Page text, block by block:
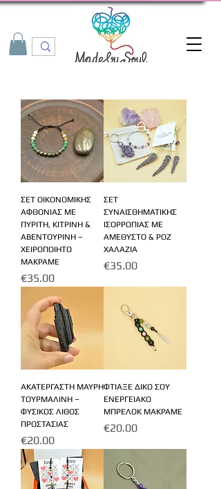
ΣΕΤ ΟΙΚΟΝΟΜΙΚΗΣ
ΑΦΘΟΝΙΑΣ ΜΕ
ΠΥΡΙΤΗ, ΚΙΤΡΙΝΗ &
ΑΒΕΝΤΟΥΡΙΝΗ –
ΧΕΙΡΟΠΟΙΗΤΟ
ΜΑΚΡΑΜΕ
Price
€35.00
ΣΕΤ
ΣΥΝΑΙΣΘΗΜΑΤΙΚΗΣ
ΙΣΟΡΡΟΠΙΑΣ ΜΕ
ΑΜΕΘΥΣΤΟ & ΡΟΖ
ΧΑΛΑΖΙΑ
Price
€35.00
ΑΚΑΤΕΡΓΑΣΤΗ ΜΑΥΡΗ
ΤΟΥΡΜΑΛΙΝΗ –
ΦΥΣΙΚΟΣ ΛΙΘΟΣ
ΠΡΟΣΤΑΣΙΑΣ
Price
€20.00
ΦΤΙΑΞΕ ΔΙΚΟ ΣΟΥ
ΕΝΕΡΓΕΙΑΚΟ
ΜΠΡΕΛΟΚ ΜΑΚΡΑΜΕ
Price
€20.00